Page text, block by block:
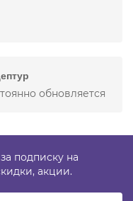
обновляется
подписку на
акции.